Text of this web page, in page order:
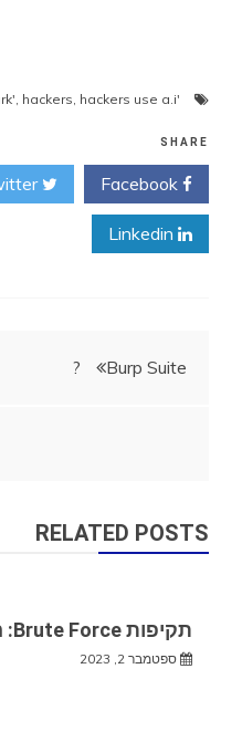
'Wireshark'
, hackers, hackers use a.i
SHARE
Twitter
ניווט
Burp Suite ?
RELATED POSTS
תקיפות Brute Force: הפעלת נעילת חשבון
ספטמבר 2, 2023